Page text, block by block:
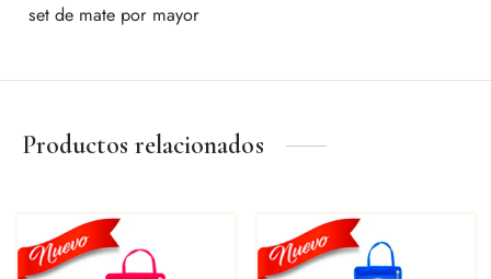
set de mate por mayor
Productos relacionados